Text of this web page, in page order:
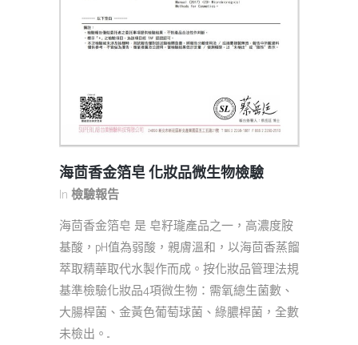
海茴香金箔皂 化妝品微生物檢驗
In 檢驗報告
海茴香金箔皂 是 皂籽瓏產品之一，高濃度胺
基酸，pH值為弱酸，親膚溫和，以海茴香蒸餾
萃取精華取代水製作而成。按化妝品管理法規
基準檢驗化妝品4項微生物：需氧總生菌數、
大腸桿菌、金黃色葡萄球菌、綠膿桿菌，全數
未檢出。...